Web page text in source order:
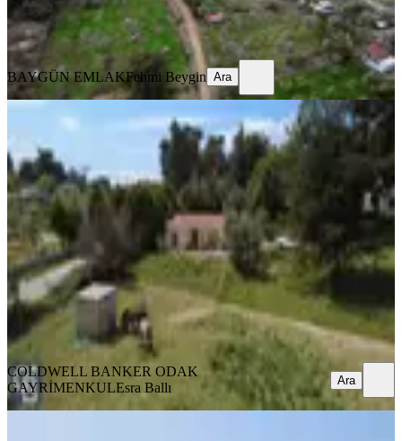
BAYGÜN EMLAK Fehmi Beygin
Ara
BAYGÜN EMLAKFehmi Beygin Ara
YOLA YAKIN
Buca Karacaağaç Çaylıbağ Mevkinde
Satılık Çiftlik Arazisi
Buca, Karacaağaç Mahallesi
17000 m² ·Sanayi Elektriği, Yolu Açılmış
5.706/m²
·02.05.2026
97.000.000 ₺
COLDWELL BANKER ODAK GAYRİMENKUL Esra Ballı
Ara
COLDWELL BANKER ODAK
GAYRİMENKULEsra Ballı Ara